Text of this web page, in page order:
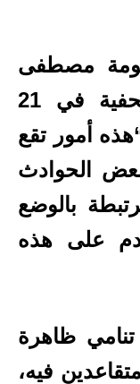
مصطفى
بايتاس، في تصريحات صحفية في 21
الثاني 2022 إن “هذه أمور تقع
الحوادث
بالوضع
على هذه
ظاهرة
فيه،